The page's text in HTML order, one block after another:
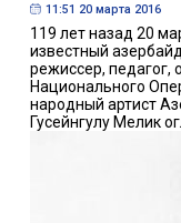
11:51 20 марта 2016
119 лет назад 20
известный
режиссер, педагог,
Национального
народный артист
Гусейнгулу Мелик